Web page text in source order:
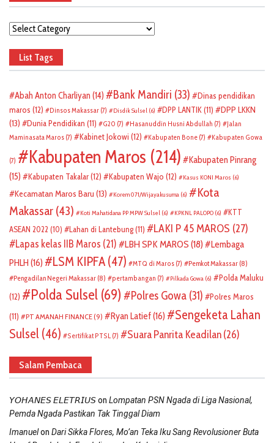
Categories
List Tags
Abah Anton Charliyan (14) Bank Mandiri (33)
Dinas pendidikan
maros (12) Dinsos Makassar (7) Disdik Sulsel (6) DPP LANTIK(11)
DPP LKKN
(13)
Dunia Pendidikan (11) G20 (7) Hasanuddin Husni Abdullah (7)
Jalan
Maminasata Maros (7) Kabinet Jokowi (12) Kabupaten Bone (7) Kabupaten Gowa
(7) Kabupaten Maros (214)
Kabupaten Pinrang
(15)
Kabupaten Takalar(12) Kabupaten Wajo (12) Kasus KONI Maros (6)
Kecamatan Maros Baru (13) Korem 071/Wijayakusuma (6)
Kota
Makassar (43) Koti Mahatidana PP MPW Sulsel (6) KPKNL PALOPO (6)
KTT
ASEAN 2022 (10) Lahan di Lantebung(11) LAKI P 45 MAROS (27)
Lapas kelas IIB Maros (21) LBH SPK MAROS (18)
Lembaga
PHLH (16) LSM KIPFA (47) MTQ di Maros (7) Pemkot Makassar (8)
Pengadilan Negeri Makassar (8) pertambangan (7) Pilkada Gowa (6)
Polda Maluku
(12)
Polda Sulsel (69) Polres Gowa (31)
Polres Maros
(11)
PT AMANAH FINANCE(9) Ryan Latief(16)
Sengeketa Lahan
Sulsel (46) Sertifikat PTSL (7) Suara Panrita Keadilan(26)
Salam Pembaca
𝘠𝘖𝘏𝘈𝘕𝘌𝘚 𝘌𝘓𝘌𝘛𝘙𝘐𝘜𝘚on Lompatan PSN Ngada di Liga Nasional,
Pemda Ngada Pastikan Tak Tinggal Diam
Imanuelon Dari Sikka Flores, Mo’an Teka Iku Sang Revolusioner Buta